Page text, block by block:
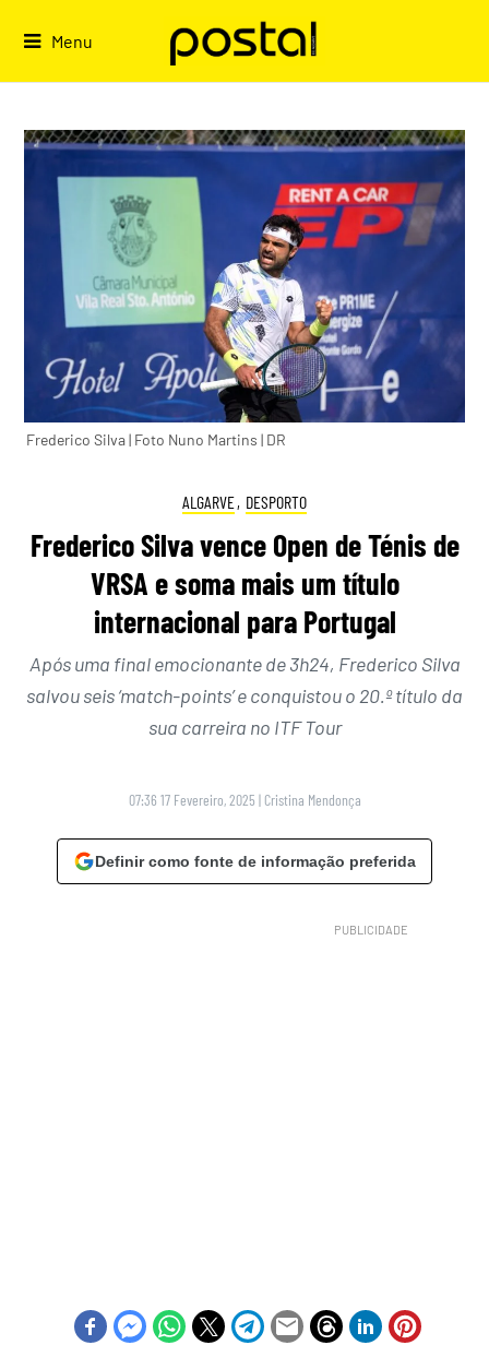
Menu
Frederico Silva | Foto Nuno Martins | DR
ALGARVE, DESPORTO
Frederico Silva vence Open de Ténis de
VRSA e soma mais um título
internacional para Portugal
Após uma final emocionante de 3h24, Frederico Silva
salvou seis ‘match-points’ e conquistou o 20.º título da
sua carreira no ITF Tour
07:36 17 Fevereiro, 2025 | Cristina Mendonça
Definir como fonte de informação preferida